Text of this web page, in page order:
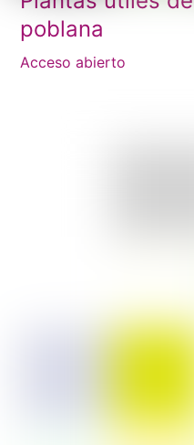
poblana
Acceso abierto